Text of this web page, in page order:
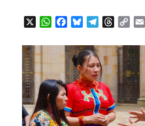
WhatsApp
FacebookBlueskyTelegramThreads
Copy